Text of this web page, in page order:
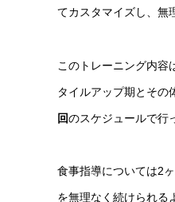
てカスタマイズし、無
このトレーニング内容
タイルアップ期とその
回のスケジュールで行
食事指導については2
を無理なく続けられる